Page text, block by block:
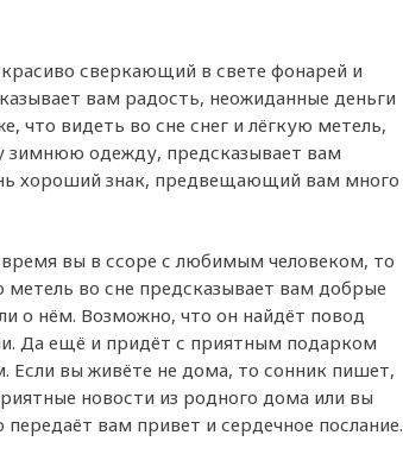
сверкающий в свете фонарей и
вам радость, неожиданные деньги
что видеть во сне снег и лёгкую метель,
зимнюю одежду, предсказывает вам
хороший знак, предвещающий вам много
вы в ссоре с любимым человеком, то
метель во сне предсказывает вам добрые
о нём. Возможно, что он найдёт повод
Да ещё и придёт с приятным подарком
Если вы живёте не дома, то сонник пишет,
новости из родного дома или вы
передаёт вам привет и сердечное послание.